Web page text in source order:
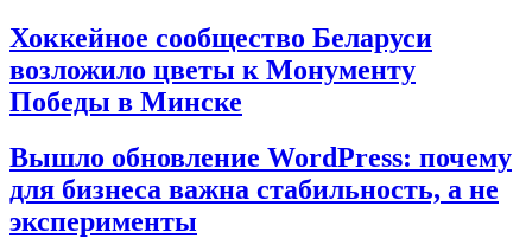
Хоккейное сообщество Беларуси
возложило цветы к Монументу
Победы в Минске
Вышло обновление WordPress: почему
для бизнеса важна стабильность, а не
эксперименты